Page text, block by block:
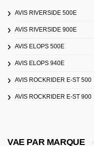
AVIS RIVERSIDE 500E
AVIS RIVERSIDE 900E
AVIS ELOPS 500E
AVIS ELOPS 940E
AVIS ROCKRIDER E-ST 500
AVIS ROCKRIDER E-ST 900
VAE PAR MARQUE